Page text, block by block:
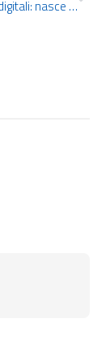
Competenze digitali: nasce la Prassi di Riferimento nazionale che cambierà il volto dell’Italia digitale